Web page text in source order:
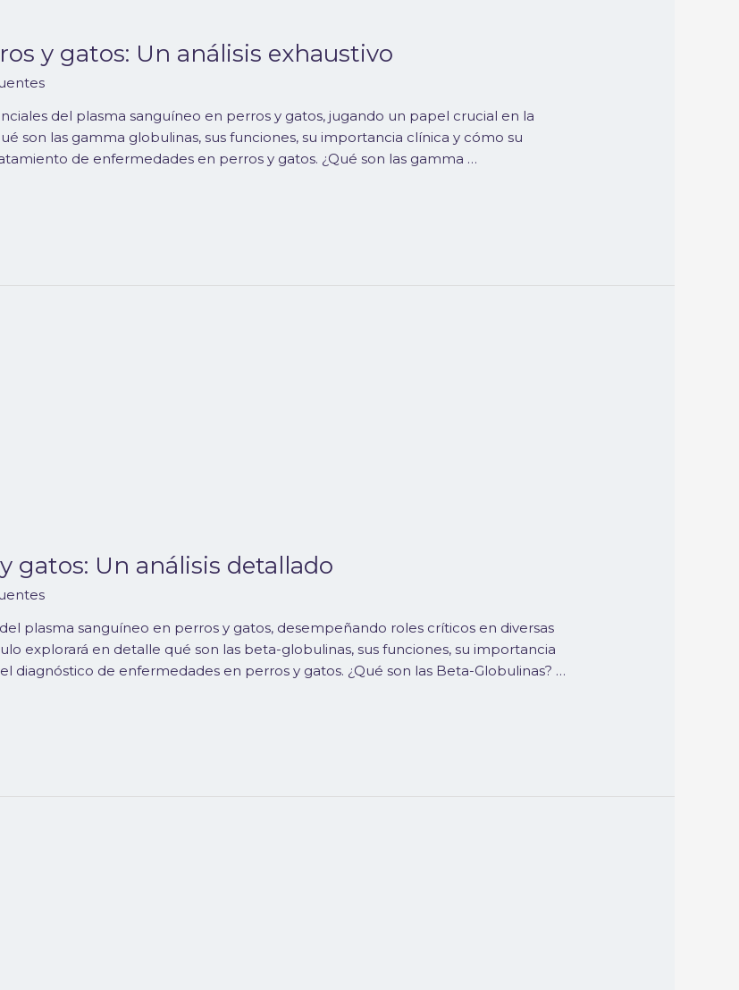
y gatos: Un análisis exhaustivo
del plasma sanguíneo en perros y gatos, jugando un papel crucial en la
son las gamma globulinas, sus funciones, su importancia clínica y cómo su
de enfermedades en perros y gatos. ¿Qué son las gamma …
gatos: Un análisis detallado
plasma sanguíneo en perros y gatos, desempeñando roles críticos en diversas
explorará en detalle qué son las beta-globulinas, sus funciones, su importancia
diagnóstico de enfermedades en perros y gatos. ¿Qué son las Beta-Globulinas? …